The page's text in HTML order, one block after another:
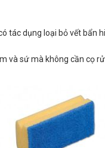
tác dụng loại bỏ vết bẩn
và sứ mà không cần cọ